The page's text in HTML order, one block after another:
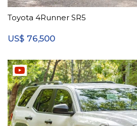
Toyota 4Runner SR5
US$ 76,500